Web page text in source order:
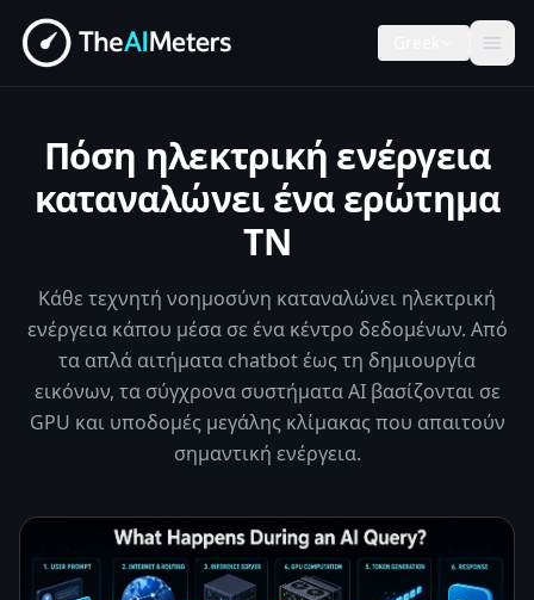
Πόση ηλεκτρική ενέργεια
καταναλώνει ένα ερώτημα
ΤΝ
Κάθε τεχνητή νοημοσύνη καταναλώνει ηλεκτρική
ενέργεια κάπου μέσα σε ένα κέντρο δεδομένων. Από
τα απλά αιτήματα chatbot έως τη δημιουργία
εικόνων, τα σύγχρονα συστήματα AI βασίζονται σε
GPU και υποδομές μεγάλης κλίμακας που απαιτούν
σημαντική ενέργεια.